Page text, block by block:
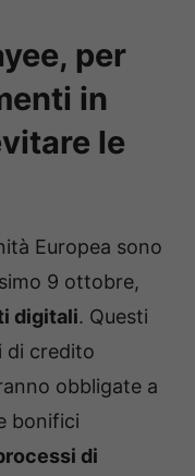
per
in
le
Europea sono
9 ottobre,
digitali. Questi
di credito
obbligate a
bonifici
di